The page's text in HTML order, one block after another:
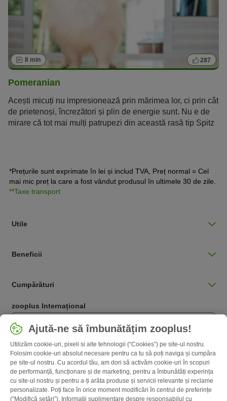
8 min 287
Pomeranian
Acești micuți nu impresionează prin mărimea lor, ci prin cât
de prietenoși, încrezători și plin de energie sunt. Nu e de
mirare că tot mai mulți patrupezi din această rasă tip Spitz
*Prețurile sunt exprimate în lei și includ TVA, Preț normal = Cel
mai mic preț la care a fost vândut produsul în ultimele 30 de zile.
**Taxe transport
Utile
Beneficii
Cumpărături
zooplus Internațional
Română / RO
Follow zooplus
Ajută-ne să îmbunătățim zooplus!
Utilizăm cookie-uri, pixeli si alte tehnologii (“Cookies”) pe site-ul nostru.
Folosim cookie-uri absolut necesare pentru ca tu să poți naviga și cumpăra
pe site-ul nostru. Cu acordul tău, am dori să activăm cookie-uri în scopuri
de performanță, funcționare și de marketing, pentru a îmbunătăți experința
cu site-ul nostru și pentru a-ți arăta produse și servicii relevante și reclame
personalizate. Poți face în orice moment modificări în centrul de preferințe
(“Modifică setări”). Informații suplimentare despre responsabilul cu